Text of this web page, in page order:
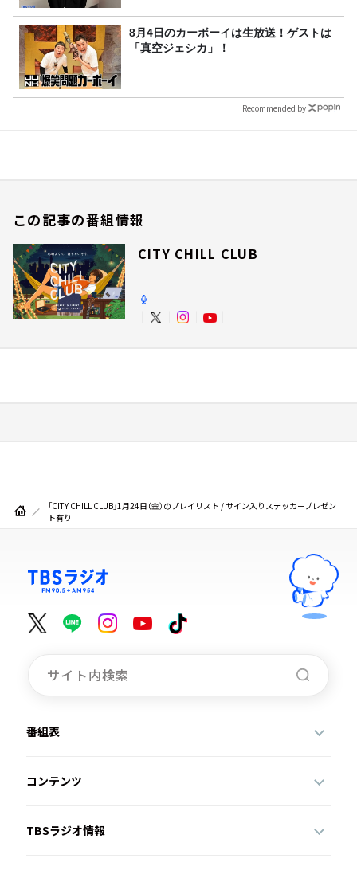
8月4日のカーボーイは生放送！ゲストは
「真空ジェシカ」！
Recommended by
この記事の番組情報
CITY CHILL CLUB
「CITY CHILL CLUB」1月24日（金）のプレイリスト / サイン入りステッカープレゼン
ト有り
番組表
コンテンツ
TBSラジオ情報